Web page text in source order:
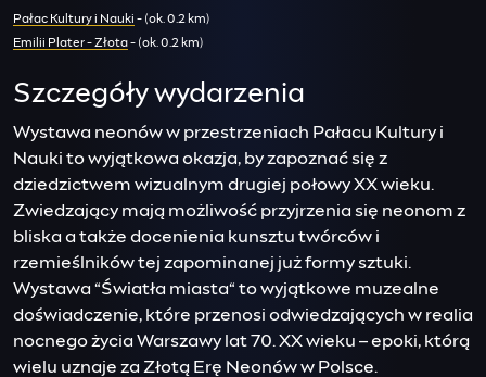
Pałac Kultury i Nauki - (ok. 0.2 km)
Emilii Plater - Złota- (ok. 0.2 km)
Szczegóły wydarzenia
Wystawa neonów w przestrzeniach Pałacu Kultury i
Nauki to wyjątkowa okazja, by zapoznać się z
dziedzictwem wizualnym drugiej połowy XX wieku.
Zwiedzający mają możliwość przyjrzenia się neonom z
bliska a także docenienia kunsztu twórców i
rzemieślników tej zapominanej już formy sztuki.
Wystawa “Światła miasta“ to wyjątkowe muzealne
doświadczenie, które przenosi odwiedzających w realia
nocnego życia Warszawy lat 70. XX wieku – epoki, którą
wielu uznaje za Złotą Erę Neonów w Polsce.